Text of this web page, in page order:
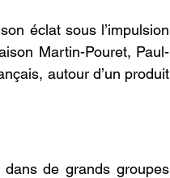
éclat sous l’impulsion
Martin-Pouret, Paul-
autour d’un produit
de grands groupes